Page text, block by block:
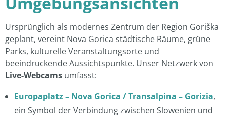
Ursprünglich als modernes Zentrum der Region Goriška
geplant, vereint Nova Gorica städtische Räume, grüne
Parks, kulturelle Veranstaltungsorte und
beeindruckende Aussichtspunkte. Unser Netzwerk von
Live-Webcams umfasst:
Europaplatz – Nova Gorica / Transalpina – Gorizia,
ein Symbol der Verbindung zwischen Slowenien und